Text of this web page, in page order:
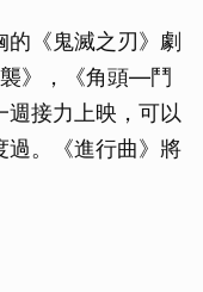
《鬼滅之刃》劇
》，《角頭—鬥
週接力上映，可以
過。《進行曲》將